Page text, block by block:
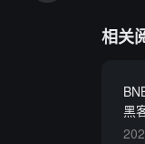
相关
黑